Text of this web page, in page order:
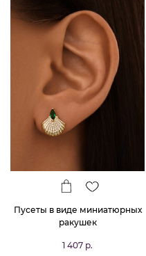
Пусеты в виде миниатюрных
ракушек
1 407 р.